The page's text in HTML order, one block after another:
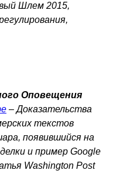
Шлем 2015,
Оповещения
–Доказательства
текстов
появившийся на
и пример Google
Washington Post